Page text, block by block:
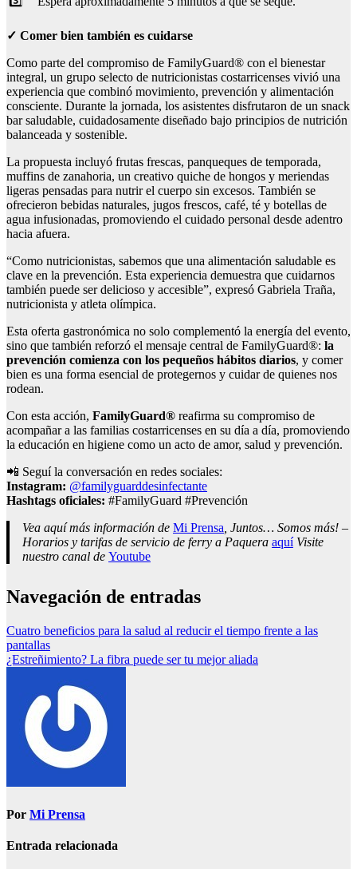
✓ Comer bien también es cuidarse
Como parte del compromiso de FamilyGuard® con el bienestar
integral, un grupo selecto de nutricionistas costarricenses vivió una
experiencia que combinó movimiento, prevención y alimentación
consciente. Durante la jornada, los asistentes disfrutaron de un snack
bar saludable, cuidadosamente diseñado bajo principios de nutrición
balanceada y sostenible.
La propuesta incluyó frutas frescas, panqueques de temporada,
muffins de zanahoria, un creativo quiche de hongos y meriendas
ligeras pensadas para nutrir el cuerpo sin excesos. También se
ofrecieron bebidas naturales, jugos frescos, café, té y botellas de
agua infusionadas, promoviendo el cuidado personal desde adentro
hacia afuera.
“Como nutricionistas, sabemos que una alimentación saludable es
clave en la prevención. Esta experiencia demuestra que cuidarnos
también puede ser delicioso y accesible”, expresó Gabriela Traña,
nutricionista y atleta olímpica.
Esta oferta gastronómica no solo complementó la energía del evento,
sino que también reforzó el mensaje central de FamilyGuard®: la
prevención comienza con los pequeños hábitos diarios, y comer
bien es una forma esencial de protegernos y cuidar de quienes nos
rodean.
Con esta acción, FamilyGuard® reafirma su compromiso de
acompañar a las familias costarricenses en su día a día, promoviendo
la educación en higiene como un acto de amor, salud y prevención.
📲 Seguí la conversación en redes sociales:
Instagram: @familyguarddesinfectante
Hashtags oficiales: #FamilyGuard #Prevención
Vea aquí más información de Mi Prensa, Juntos… Somos más! –
Horarios y tarifas de servicio de ferry a Paquera aquíVisite
nuestro canal de Youtube
Navegación de entradas
Cuatro beneficios para la salud al reducir el tiempo frente a las
pantallas
¿Estreñimiento? La fibra puede ser tu mejor aliada
Por Mi Prensa
Entrada relacionada